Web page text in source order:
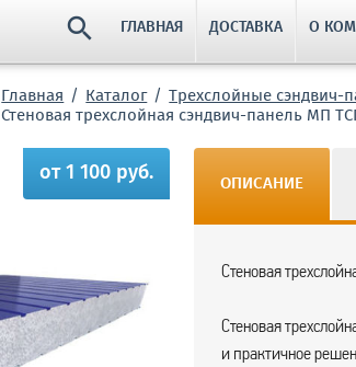
 ГЛАВНАЯ ДОСТАВКА О
Главная Каталог Трехслойные
Стеновая трехслойная сэндвич-панель МП
от 1 100 руб. ОПИСАНИЕ
Стеновая
Стеновая
и практичное